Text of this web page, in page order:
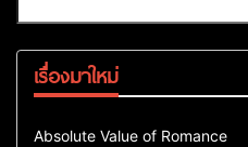
เรื่องมาใหม่
Comedy
Drama
Absolute Value of Romance